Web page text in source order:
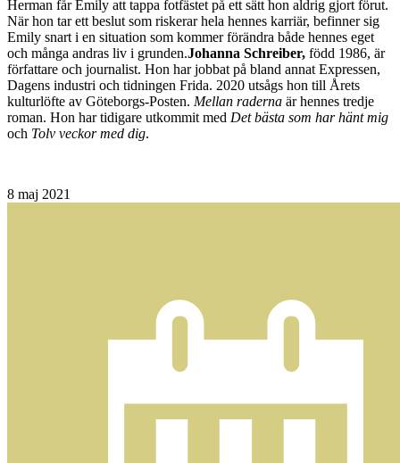
Herman får Emily att tappa fotfästet på ett sätt hon aldrig gjort förut.
När hon tar ett beslut som riskerar hela hennes karriär, befinner sig
Emily snart i en situation som kommer förändra både hennes eget
och många andras liv i grunden.Johanna Schreiber, född 1986, är
författare och journalist. Hon har jobbat på bland annat Expressen,
Dagens industri och tidningen Frida. 2020 utsågs hon till Årets
kulturlöfte av Göteborgs-Posten. Mellan raderna är hennes tredje
roman. Hon har tidigare utkommit med Det bästa som har hänt mig
och Tolv veckor med dig.
8 maj 2021